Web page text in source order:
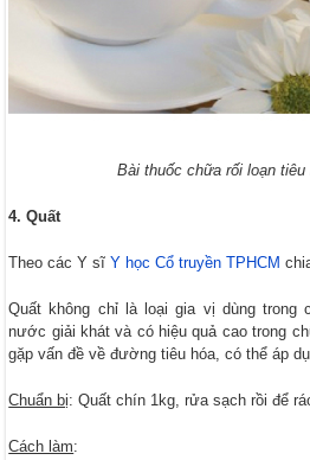
Bài thuốc chữa rối loạn tiêu
4. Quất
Theo các Y sĩY học Cổ truyền TPHCM
Quất không chỉ là loại gia vị dùng trong
nước giải khát và có hiệu quả cao trong
gặp vấn đề về đường tiêu hóa, có thể áp
Chuẩn bị: Quất chín 1kg, rửa sạch rồi để
Cách làm: